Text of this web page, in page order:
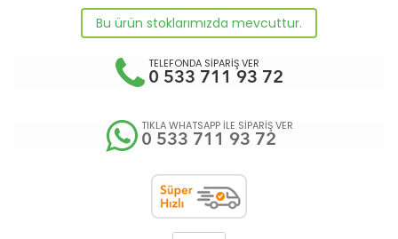
Bu ürün stoklarımızda mevcuttur.
TELEFONDA SİPARİŞ VER
0 533 711 93 72
TIKLA WHATSAPP İLE SİPARİŞ VER
0 533 711 93 72